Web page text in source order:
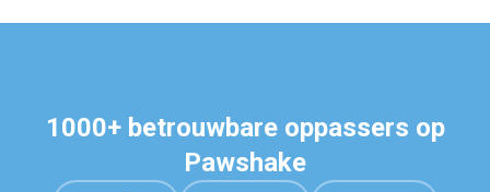
1000+ betrouwbare oppassers op
Pawshake